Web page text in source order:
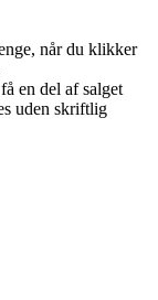
når du klikker
en del af salget
uden skriftlig